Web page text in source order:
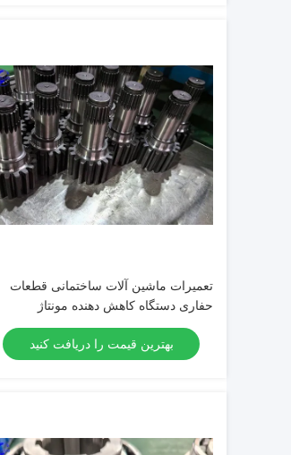
تعمیرات ماشین آلات ساختمانی قطعات
حفاری دستگاه کاهش دهنده مونتاژ
بهترین قیمت را دریافت کنید